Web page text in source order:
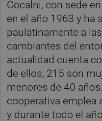
Cocalni, con sede
en el año 1963 y ha
paulatinamente a
cambiantes del
actualidad cuenta
de ellos, 215 son
menores de 40
cooperativa emplea
y durante todo el